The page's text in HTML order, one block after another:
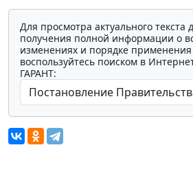
Для просмотра актуального текста
получения полной информации о
изменениях и порядке применения
воспользуйтесь поиском в
ГАРАНТ: